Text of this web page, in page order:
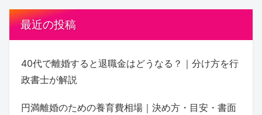
最近の投稿
40代で離婚すると退職金はどうなる？｜分け方を行
政書士が解説
円満離婚のための養育費相場｜決め方・目安・書面